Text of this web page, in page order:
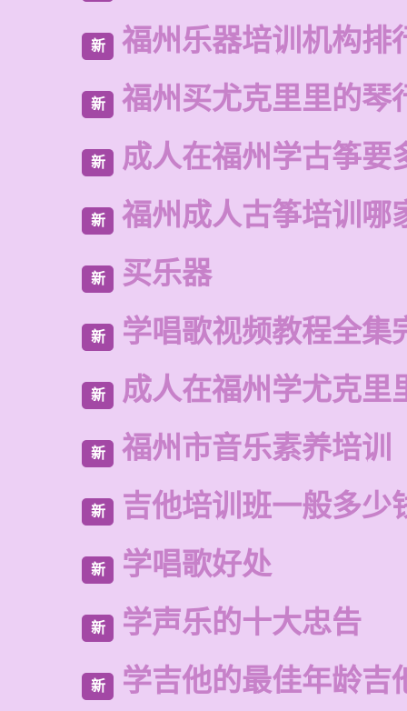
新 福州乐器培训机构排
新 福州买尤克里里的琴
新 成人在福州学古筝要
新 福州成人古筝培训哪
新 买乐器
新 学唱歌视频教程全集
新 成人在福州学尤克里
新 福州市音乐素养培训
新 吉他培训班一般多少
新 学唱歌好处
新 学声乐的十大忠告
新 学吉他的最佳年龄吉